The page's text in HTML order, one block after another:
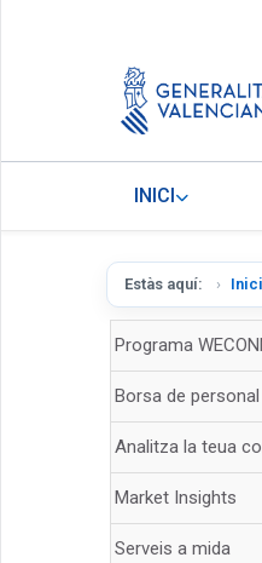
INICI
Estàs aquí: Inici
Programa
Borsa de
Analitza la teua
Market Insights
Serveis a mida